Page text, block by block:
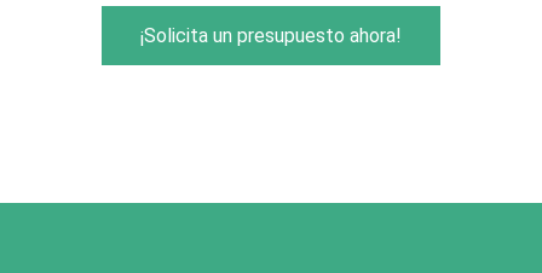
¡Solicita un presupuesto ahora!